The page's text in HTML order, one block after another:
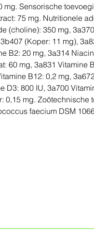
mg. Sensorische
75 mg. Nutritionele
(choline): 350 mg,
(Koper: 11 mg),
B2: 20 mg, 3a314
60 mg, 3a831 Vitamine
B12: 0,2 mg,
D3: 800 IU, 3a700
0,15 mg. Zoötechnische
faecium DSM